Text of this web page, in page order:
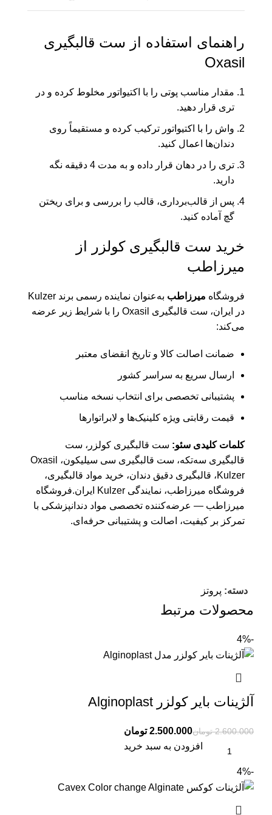
راهنمای استفاده از ست قالبگیری
Oxasil
مقدار مناسب پوتی را با اکتیواتور مخلوط کرده و در
تری قرار دهید.
واش را با اکتیواتور ترکیب کرده و مستقیماً روی
دندان‌ها اعمال کنید.
تری را در دهان قرار داده و به مدت 4 دقیقه نگه
دارید.
پس از قالب‌برداری، قالب را بررسی و برای ریختن
گچ آماده کنید.
خرید ست قالبگیری کولزر از
میرزاطب
فروشگاه میرزاطب
به‌عنوان نماینده رسمی برند Kulzer
در ایران، ست قالبگیری Oxasil را با شرایط زیر عرضه
می‌کند:
ضمانت اصالت کالا و تاریخ انقضای معتبر
ارسال سریع به سراسر کشور
پشتیبانی تخصصی برای انتخاب نسخه مناسب
قیمت رقابتی ویژه کلینیک‌ها و لابراتوارها
کلمات کلیدی سئو: ست قالبگیری کولزر، ست
قالبگیری سه‌تکه، ست قالبگیری سی سیلیکون، Oxasil
Kulzer، قالبگیری دقیق دندان، خرید مواد قالبگیری،
فروشگاه میرزاطب، نمایندگی Kulzer ایران.فروشگاه
میرزاطب — عرضه‌کننده تخصصی مواد دندانپزشکی با
تمرکز بر کیفیت، اصالت و پشتیبانی حرفه‌ای.
دسته: پروتز
محصولات مرتبط
-4%
آلژینات بایر کولزر Alginoplast
2.600.000 تومان2.500.000 تومان
افزودن به سبد خرید
-4%